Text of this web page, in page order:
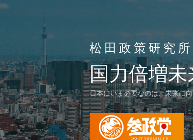
松田政策研究所
日本繁栄
未来を描かずして、改革も、成